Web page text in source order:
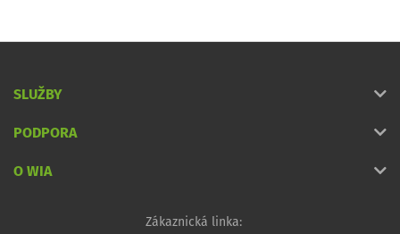
SLUŽBY
PODPORA
O WIA
Zákaznická linka: